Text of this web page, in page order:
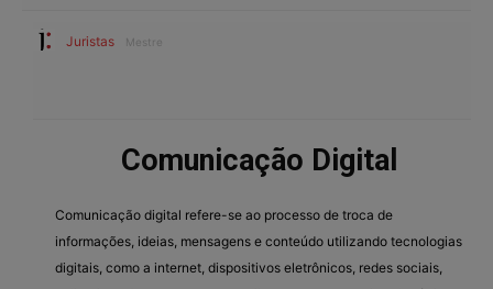
Juristas Mestre
Comunicação Digital
Comunicação digital refere-se ao processo de troca de
informações, ideias, mensagens e conteúdo utilizando tecnologias
digitais, como a internet, dispositivos eletrônicos, redes sociais,